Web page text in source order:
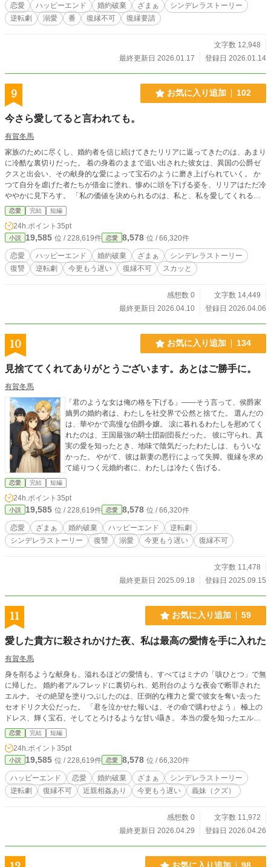
恋愛 ハッピーエンド 婚約破棄 ざまぁ
シンデレラストーリー
逆転劇
溺愛 番 復縁不可 復縁要請
文字数 12,948
最終更新日 2026.01.17
登録日 2026.01.14
9 お気に入り追加 102
今さら愛してると言われても。
有賀冬馬
家族のために尽くし、婚約者を信じ続けてきたリリアに返ってきたのは、あまり
に冷酷な裏切りだった。 着の身着のままで追い出された彼女は、異国の公爵ゼ
クスと出会い、その献身的な愛によって宝石のように磨き上げられていく。 か
つて自分を虐げた者たちが借金に塗れ、惨めに頭を下げる姿を、リリアはただ冷
ややかに見下ろす。 「私の価値を決められるのは、私と、私を愛してくれる彼
だけです」
恋愛 完結 短編
24h.ポイント 35pt
小説 19,585 位 / 228,619件 恋愛 8,578 位 / 66,320件
恋愛 ハッピーエンド 婚約破棄 ざまぁ
シンデレラストーリー
復讐
逆転劇 今更もう遅い 復縁不可 スカッと
感想数 0
文字数 14,449
最終更新日 2026.04.10
登録日 2026.04.06
10 お気に入り追加 134
見捨ててくれてありがとうございます。あとはご勝手に。
有賀冬馬
「君のような女は俺の格を下げる」――そう言って、侯爵家
嫡男の婚約者は、わたしを社交界で公然と捨てた。 選んだの
は、華やかで高慢な伯爵令嬢。 涙に暮れるわたしを慰めてく
れたのは、王国最強の騎士団副団長だった。 彼に守られ、真
実の愛を知ったとき、地味で陰気だったわたしは、もういな
かった。 やがて、彼は新妻の悪行によって失脚。復縁を求め
て縋りつく元婚約者に、わたしは冷たく告げる。
恋愛 完結 短編
24h.ポイント 35pt
小説 19,585 位 / 228,619件 恋愛 8,578 位 / 66,320件
恋愛 ざまぁ 婚約破棄 ハッピーエンド
逆転劇
シンデレラストーリー
復讐 溺愛 今更もう遅い 復縁不可
文字数 11,478
最終更新日 2025.09.18
登録日 2025.09.15
11 お気に入り追加 59
愛した貴方に殺されかけた夜、私は最高の愛情を手に入れた
有賀冬馬
身を削るような献身も、溢れるほどの愛情も、すべてはミナの「咳ひとつ」で無
に帰した。 婚約者アルフレッドに裏切られ、処刑台のような夜会で断罪された
エルナ。 その絶望を塗りつぶしたのは、圧倒的な権力と愛で彼女を奪い去った
セオドリク大公だった。 「君を泣かせた報いは、その命で購わせよう」 極上の
ドレス、輝く宝石、そしてとろけるような甘い囁き。 本当の愛を知ったエルナ
の影で、罪をなすりつけ合い自滅していく元婚約者たち。
恋愛 完結 短編
24h.ポイント 35pt
小説 19,585 位 / 228,619件 恋愛 8,578 位 / 66,320件
ハッピーエンド 恋愛 婚約破棄 ざまぁ
シンデレラストーリー
逆転劇
復縁不可 近親相姦あり 今更もう遅い 義妹（クズ）
感想数 0
文字数 11,972
最終更新日 2026.04.29
登録日 2026.04.26